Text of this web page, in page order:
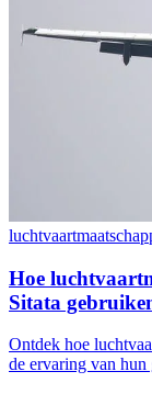
Hoe
Sitata
Ontdek hoe
de ervaring van hun